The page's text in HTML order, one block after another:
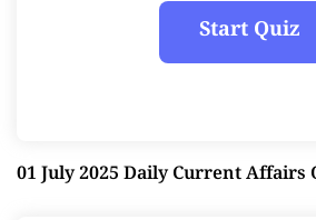
01 July 2025 Daily Current Affairs